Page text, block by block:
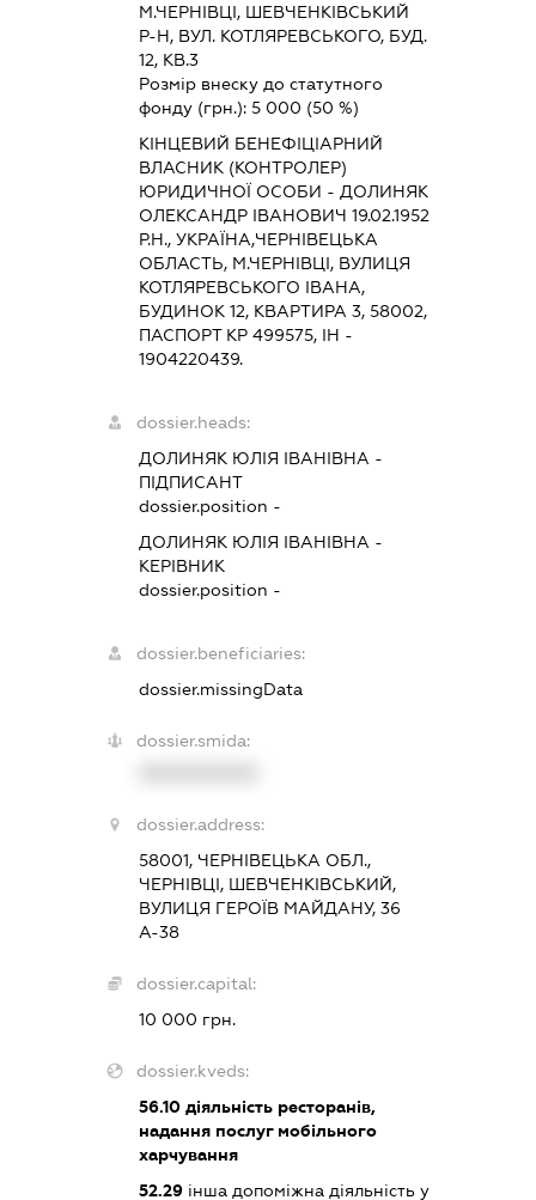
М.ЧЕРНІВЦІ, ШЕВЧЕНКІВСЬКИЙ
Р-Н, ВУЛ. КОТЛЯРЕВСЬКОГО, БУД.
12, КВ.3
Розмір внеску до статутного
фонду (грн.):5 000 (50 %)
КІНЦЕВИЙ БЕНЕФІЦІАРНИЙ
ВЛАСНИК (КОНТРОЛЕР)
ЮРИДИЧНОЇ ОСОБИ - ДОЛИНЯК
ОЛЕКСАНДР ІВАНОВИЧ 19.02.1952
Р.Н., УКРАЇНА,ЧЕРНІВЕЦЬКА
ОБЛАСТЬ, М.ЧЕРНІВЦІ, ВУЛИЦЯ
КОТЛЯРЕВСЬКОГО ІВАНА,
БУДИНОК 12, КВАРТИРА 3, 58002,
ПАСПОРТ КР 499575, ІН -
1904220439.
dossier.heads:
ДОЛИНЯК ЮЛІЯ ІВАНІВНА -
ПІДПИСАНТ
dossier.position -
ДОЛИНЯК ЮЛІЯ ІВАНІВНА -
КЕРІВНИК
dossier.position -
dossier.beneficiaries:
dossier.missingData
dossier.smida:
dossier.address:
58001, ЧЕРНІВЕЦЬКА ОБЛ.,
ЧЕРНІВЦІ, ШЕВЧЕНКІВСЬКИЙ,
ВУЛИЦЯ ГЕРОЇВ МАЙДАНУ, 36
А-38
dossier.capital:
10 000 грн.
dossier.kveds:
56.10 діяльність ресторанів,
надання послуг мобільного
харчування
52.29 інша допоміжна діяльність у